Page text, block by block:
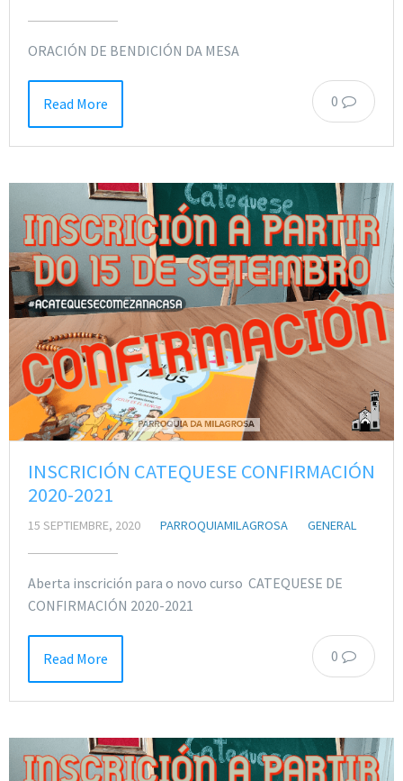
ORACIÓN DE BENDICIÓN DA MESA
0
Read More
INSCRICIÓN CATEQUESE CONFIRMACIÓN
2020-2021
15 SEPTIEMBRE, 2020 PARROQUIAMILAGROSA GENERAL
Aberta inscrición para o novo curso CATEQUESE DE
CONFIRMACIÓN 2020-2021
0
Read More